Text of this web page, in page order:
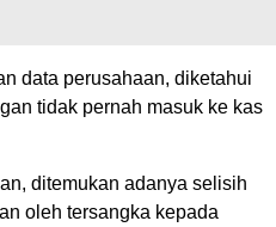
data perusahaan, diketahui
tidak pernah masuk ke kas
ditemukan adanya selisih
oleh tersangka kepada